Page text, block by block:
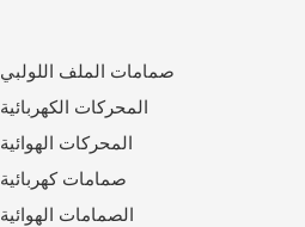
صمامات الملف اللولبي
المحركات الكهربائية
المحركات الهوائية
صمامات كهربائية
الصمامات الهوائية